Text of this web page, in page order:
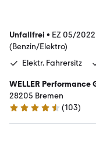
Unfallfrei • EZ 05/2022
(Benzin/Elektro)
Elektr. Fahrersitz
WELLER Performance
28205 Bremen
4.3 Sterne
(103)